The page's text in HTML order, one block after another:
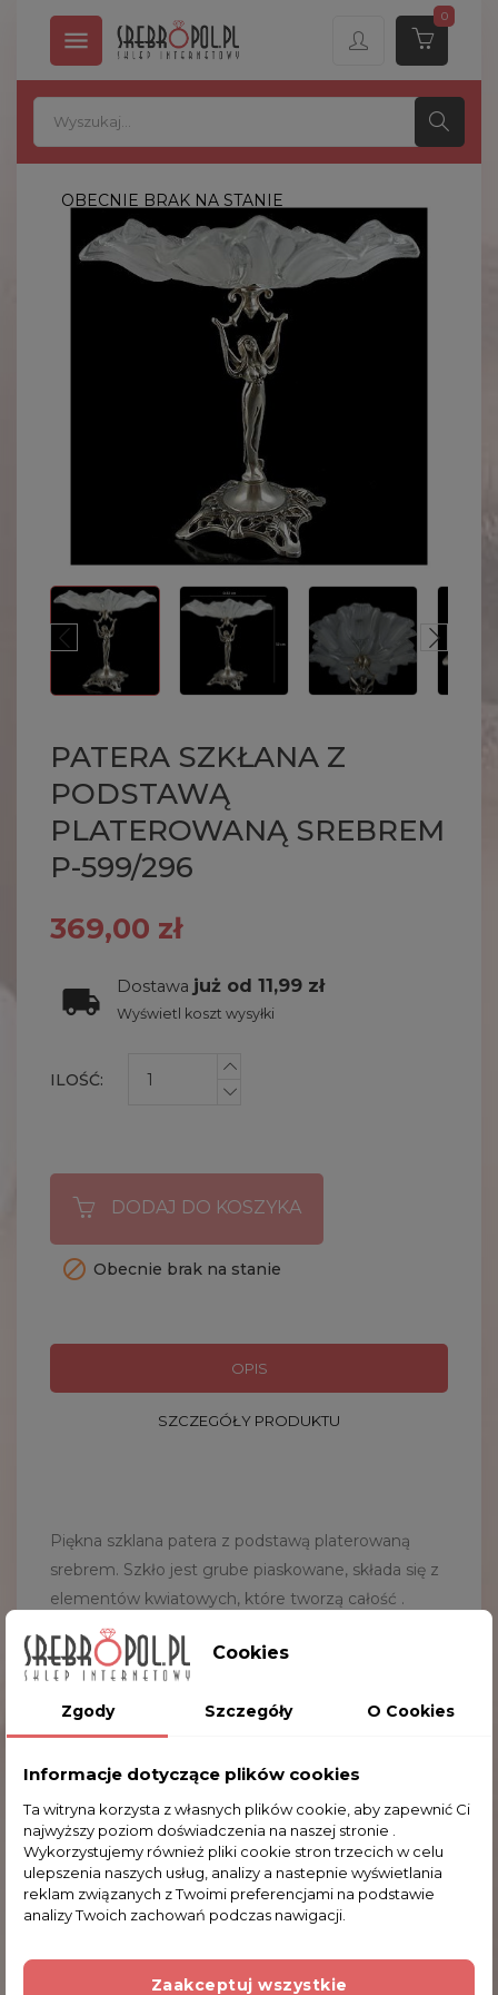

0
OBECNIE BRAK NA STANIE
PATERA SZKŁANA Z
PODSTAWĄ
PLATEROWANĄ SREBREM
P-599/296
369,00 zł
Dostawa już od 11,99 zł
Wyświetl koszt wysyłki
ILOŚĆ:
DODAJ DO KOSZYKA
 Obecnie brak na stanie
OPIS
SZCZEGÓŁY PRODUKTU
Piękna szklana patera z podstawą platerowaną
srebrem. Szkło jest grube piaskowane, składa się z
elementów kwiatowych, które tworzą całość .
Podstawa platerowana srebrem (dołączony
certyfikat) jest w kształcie kobiety, która
przytrzymuje szkło. Idealna na ciasto, owoce, itp.
Zapraszamy do zakupu.
Wymiary:32.0x32.0 cm
Kruszec:metal platerowany srebrem, szkło
Komentarze (0)
Na razie nie dodano żadnej recenzji.
Cookies
Zgody Szczegóły O Cookies
Informacje dotyczące plików cookies
Ta witryna korzysta z własnych plików cookie, aby zapewnić Ci
najwyższy poziom doświadczenia na naszej stronie .
Wykorzystujemy również pliki cookie stron trzecich w celu
ulepszenia naszych usług, analizy a nastepnie wyświetlania
reklam związanych z Twoimi preferencjami na podstawie
analizy Twoich zachowań podczas nawigacji.
Zaakceptuj wszystkie